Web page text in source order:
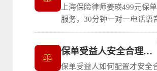
上海保险律师姜瑛499元保
服务，30分钟一对一电话语
底看懂保险合同，识别理赔
保单受益人安全合理配置指南
保单受益人如何配置才安全